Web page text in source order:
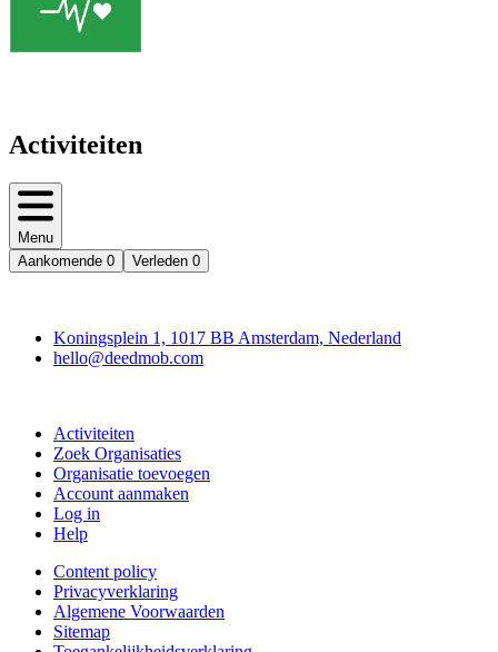
Activiteiten
Menu
Aankomende 0 Verleden 0
Koningsplein 1, 1017 BB Amsterdam, Nederland
hello@deedmob.com
Activiteiten
Zoek Organisaties
Organisatie toevoegen
Account aanmaken
Log in
Help
Content policy
Privacyverklaring
Algemene Voorwaarden
Sitemap